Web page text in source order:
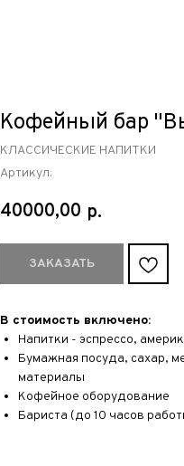
Кофейный бар
КЛАССИЧЕСКИЕ НАПИТКИ
Артикул:
40000,00 р.
ЗАКАЗАТЬ
В стоимость включено:
Напитки - эспрессо,
Бумажная посуда, сахар,
материалы
Кофейное оборудование
Бариста (до 10 часов